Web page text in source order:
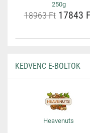
250g
18963 Ft17843
KEDVENC E-BOLTOK
Heavenuts